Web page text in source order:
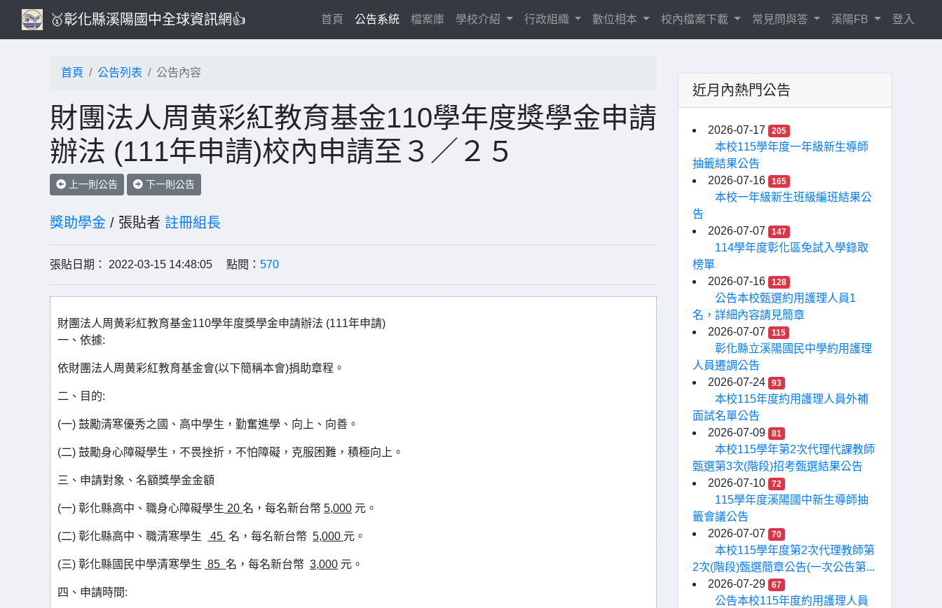
🥇彰化縣溪陽國中全球資訊網👍 首頁(current)
公告系統 檔案庫 學校介紹 行政組織 數位相本 校內檔案下載 常見問與答 溪陽FB 登入
首頁 公告列表 公告內容
財團法人周黄彩紅教育基金110學年度獎學金申請
辦法 (111年申請)校內申請至３／２５
上一則公告 下一則公告
獎助學金 / 張貼者 註冊組長
張貼日期： 2022-03-15 14:48:05 點閱： 570
財團法人周黄彩紅教育基金110學年度獎學金申請辦法 (111年申請)
一、依據:
依財團法人周黄彩紅教育基金會(以下簡稱本會)捐助章程。
二、目的:
(一) 鼓勵清寒優秀之國、高中學生，勤奮進學、向上、向善。
(二) 鼓勵身心障礙學生，不畏挫折，不怕障礙，克服困難，積極向上。
三、申請對象、名額獎學金金額
(一) 彰化縣高中、職身心障礙學生 20 名，每名新台幣 5,000 元。
(二) 彰化縣高中、職清寒學生 45 名，每名新台幣 5,000 元。
(三) 彰化縣國民中學清寒學生 85 名，每名新台幣 3,000 元。
四、申請時間:
近月內熱門公告
2026-07-17 205
本校115學年度一年級新生導師
抽籤結果公告
2026-07-16
165
本校一年級新生班級編班結果公
告
2026-07-07
147
114學年度彰化區免試入學錄取
榜單
2026-07-16
128
公告本校甄選約用護理人員1
名，詳細內容請見簡章
2026-07-07
115
彰化縣立溪陽國民中學約用護理
人員遷調公告
2026-07-24
93
本校115年度約用護理人員外補
面試名單公告
2026-07-09
81
本校115學年第2次代理代課教師
甄選第3次(階段)招考甄選結果公告
2026-07-10
72
115學年度溪陽國中新生導師抽
籤會議公告
2026-07-07
70
本校115學年度第2次代理教師第
2次(階段)甄選簡章公告(一次公告第...
2026-07-29
67
公告本校115年度約用護理人員